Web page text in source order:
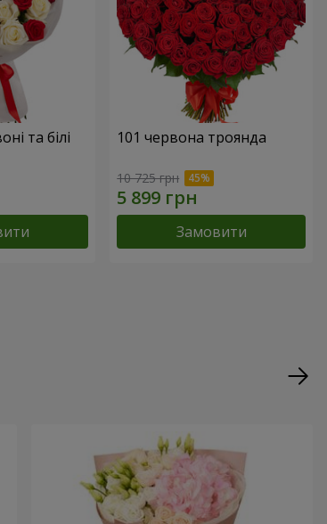
та білі 101 червона троянда
10 725 грн
Замовити